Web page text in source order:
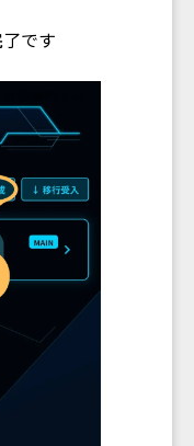
です